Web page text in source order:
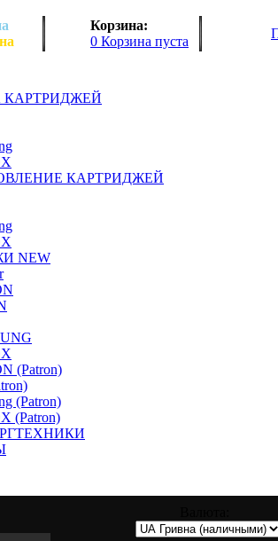
Корзина:
0 Корзина пуста
КАРТРИДЖЕЙ
КАРТРИДЖЕЙ
NEW
(Patron)
(Patron)
(Patron)